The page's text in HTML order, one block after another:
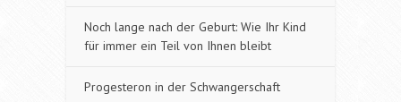
Noch lange nach der Geburt: Wie Ihr Kind
für immer ein Teil von Ihnen bleibt
Progesteron in der Schwangerschaft